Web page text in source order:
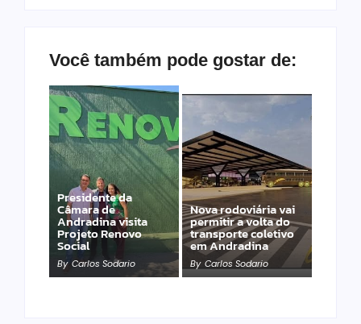
Você também pode gostar de:
Presidente da
Câmara de
Andradina visita
Projeto Renovo
Social
By Carlos Sodario
Nova rodoviária vai
permitir a volta do
transporte coletivo
em Andradina
By Carlos Sodario